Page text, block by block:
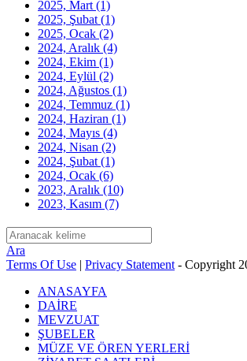
2025, Mart (1)
2025, Şubat (1)
2025, Ocak (2)
2024, Aralık (4)
2024, Ekim (1)
2024, Eylül (2)
2024, Ağustos (1)
2024, Temmuz (1)
2024, Haziran (1)
2024, Mayıs (4)
2024, Nisan (2)
2024, Şubat (1)
2024, Ocak (6)
2023, Aralık (10)
2023, Kasım (7)
Ara
Terms Of Use | Privacy Statement - Copyright
ANASAYFA
DAİRE
MEVZUAT
ŞUBELER
MÜZE VE ÖREN YERLERİ